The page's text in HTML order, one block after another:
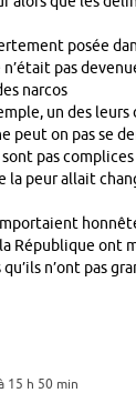
posée
pas
narcos
un des
peut on pas se
pas complices
la peur allait
République ont
n’ont pas
15 h 50 min